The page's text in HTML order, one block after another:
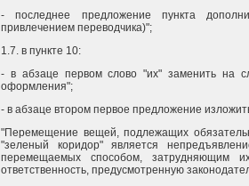
- последнее предложение пункта
привлечением переводчика)";
1.7. в пункте 10:
- в абзаце первом слово "их" заменить на
оформления";
- в абзаце втором первое предложение
"Перемещение вещей, подлежащих
"зеленый коридор" является
перемещаемых способом, затрудняющим
ответственность, предусмотренную